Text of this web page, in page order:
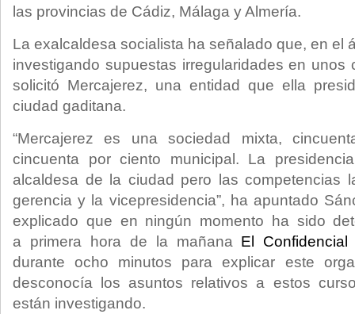
las provincias de Cádiz, Málaga y Almería.
La exalcaldesa socialista ha señalado que, en el
investigando supuestas irregularidades en unos
solicitó Mercajerez, una entidad que ella
ciudad gaditana.
“Mercajerez es una sociedad mixta,
cincuenta por ciento municipal. La
alcaldesa de la ciudad pero las competencias
gerencia y la vicepresidencia”, ha apuntado
explicado que en ningún momento ha sido
a primera hora de la mañana El Confidencial
durante ocho minutos para explicar este
desconocía los asuntos relativos a estos
están investigando.